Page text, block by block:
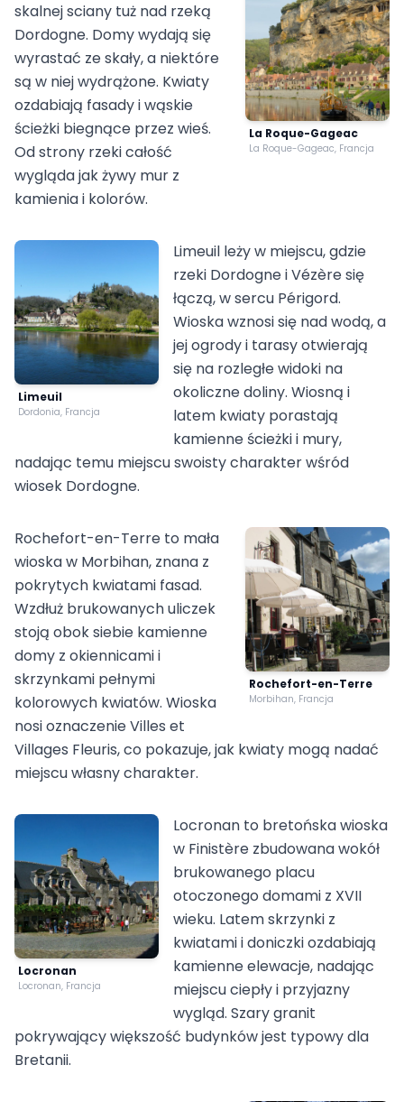
La Roque-Gageac
La Roque-Gageac, Francja
skalnej sciany tuż nad rzeką
Dordogne. Domy wydają się
wyrastać ze skały, a niektóre
są w niej wydrążone. Kwiaty
ozdabiają fasady i wąskie
ścieżki biegnące przez wieś.
Od strony rzeki całość
wygląda jak żywy mur z
kamienia i kolorów.
Limeuil
Dordonia, Francja
Limeuil leży w miejscu, gdzie
rzeki Dordogne i Vézère się
łączą, w sercu Périgord.
Wioska wznosi się nad wodą, a
jej ogrody i tarasy otwierają
się na rozległe widoki na
okoliczne doliny. Wiosną i
latem kwiaty porastają
kamienne ścieżki i mury,
nadając temu miejscu swoisty charakter wśród
wiosek Dordogne.
Rochefort-en-Terre
Morbihan, Francja
Rochefort-en-Terre to mała
wioska w Morbihan, znana z
pokrytych kwiatami fasad.
Wzdłuż brukowanych uliczek
stoją obok siebie kamienne
domy z okiennicami i
skrzynkami pełnymi
kolorowych kwiatów. Wioska
nosi oznaczenie Villes et
Villages Fleuris, co pokazuje, jak kwiaty mogą nadać
miejscu własny charakter.
Locronan
Locronan, Francja
Locronan to bretońska wioska
w Finistère zbudowana wokół
brukowanego placu
otoczonego domami z XVII
wieku. Latem skrzynki z
kwiatami i doniczki ozdabiają
kamienne elewacje, nadając
miejscu ciepły i przyjazny
wygląd. Szary granit
pokrywający większość budynków jest typowy dla
Bretanii.